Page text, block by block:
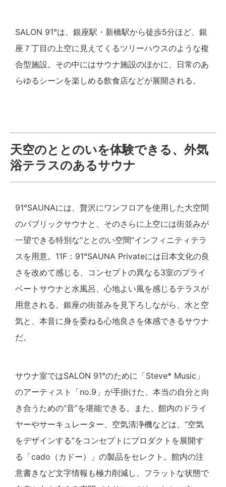
SALON 91°は、銀座駅・新橋駅から徒歩5分ほど、銀
座７丁目の上空に見えてくるツリーハウスのような複
合型施設。その中にはサウナ施設のほかに、日常のあ
らゆるシーンを楽しめる飲食店などが展開される。
天空のととのいを体験できる、外気
浴テラスのあるサウナ
91°SAUNAには、贅沢にワンフロアを使用した大空間
のパブリックサウナと、そのさらに上空には街並みが
一望できる特別な“ととのい空間”インフィニティテラ
スを用意。11F：91°SAUNA Privateには日本文化の良
さを改めて感じる、コンセプトの異なる3室のプライ
ベートサウナと水風呂、心地よい風を感じるテラスが
用意される。銀座の街並みを見下ろしながら、水と空
気と、本音に身を委ねる心地良さを体感できるサウナ
だ。
サウナ室ではSALON 91°のために「Steve* Music」
のアーティスト「no.9」が手掛けた、本当の自分と向
き合うための“音”を堪能できる。また、館内のドライ
ヤーやサーキュレーター、空気清浄機などは、“空気
をデザインする”をコンセプトにプロダクトを展開す
る「cado（カドー）」の製品をセレクト。館内の注
意書きなど文字情報も極力削減し、フラットな状態で